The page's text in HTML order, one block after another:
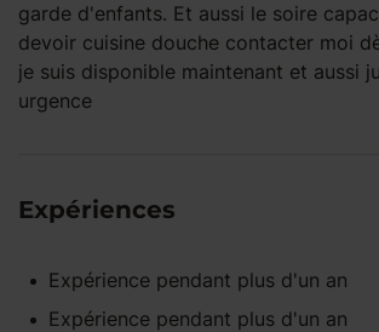
garde d'enfants. Et aussi le soire
devoir cuisine douche contacter moi
je suis disponible maintenant et aussi
urgence
Expériences
Expérience pendant plus d'un an
Expérience pendant plus d'un an